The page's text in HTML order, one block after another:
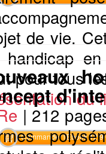
de vie.
pour tous
du
Commander l'Ebook 12.9
| 212